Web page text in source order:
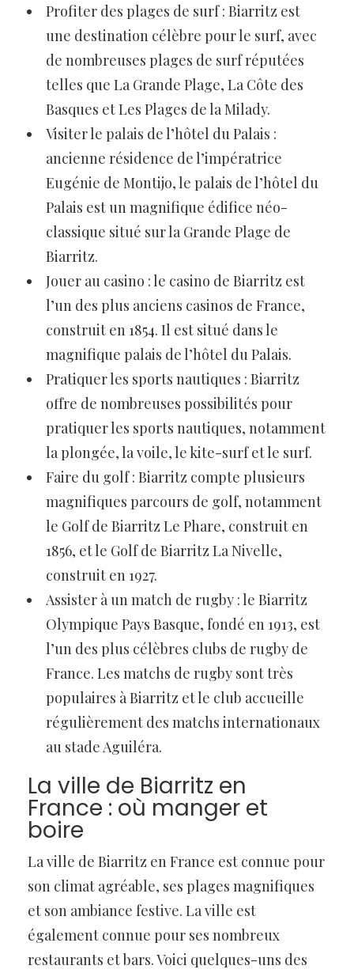
Profiter des plages de surf : Biarritz est
une destination célèbre pour le surf, avec
de nombreuses plages de surf réputées
telles que La Grande Plage, La Côte des
Basques et Les Plages de la Milady.
Visiter le palais de l’hôtel du Palais :
ancienne résidence de l’impératrice
Eugénie de Montijo, le palais de l’hôtel du
Palais est un magnifique édifice néo-
classique situé sur la Grande Plage de
Biarritz.
Jouer au casino : le casino de Biarritz est
l’un des plus anciens casinos de France,
construit en 1854. Il est situé dans le
magnifique palais de l’hôtel du Palais.
Pratiquer les sports nautiques : Biarritz
offre de nombreuses possibilités pour
pratiquer les sports nautiques, notamment
la plongée, la voile, le kite-surf et le surf.
Faire du golf : Biarritz compte plusieurs
magnifiques parcours de golf, notamment
le Golf de Biarritz Le Phare, construit en
1856, et le Golf de Biarritz La Nivelle,
construit en 1927.
Assister à un match de rugby : le Biarritz
Olympique Pays Basque, fondé en 1913, est
l’un des plus célèbres clubs de rugby de
France. Les matchs de rugby sont très
populaires à Biarritz et le club accueille
régulièrement des matchs internationaux
au stade Aguiléra.
La ville de Biarritz en
France : où manger et
boire
La ville de Biarritz en France est connue pour
son climat agréable, ses plages magnifiques
et son ambiance festive. La ville est
également connue pour ses nombreux
restaurants et bars. Voici quelques-uns des